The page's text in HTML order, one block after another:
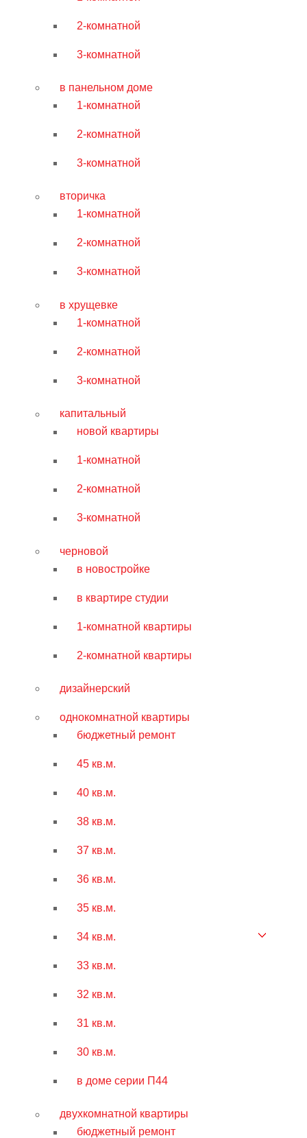
2-комнатной
3-комнатной
в панельном доме
1-комнатной
2-комнатной
3-комнатной
вторичка
1-комнатной
2-комнатной
3-комнатной
в хрущевке
1-комнатной
2-комнатной
3-комнатной
капитальный
новой квартиры
1-комнатной
2-комнатной
3-комнатной
черновой
в новостройке
в квартире студии
1-комнатной квартиры
2-комнатной квартиры
дизайнерский
однокомнатной квартиры
бюджетный ремонт
45 кв.м.
40 кв.м.
38 кв.м.
37 кв.м.
36 кв.м.
35 кв.м.
34 кв.м.
33 кв.м.
32 кв.м.
31 кв.м.
30 кв.м.
в доме серии П44
двухкомнатной квартиры
бюджетный ремонт